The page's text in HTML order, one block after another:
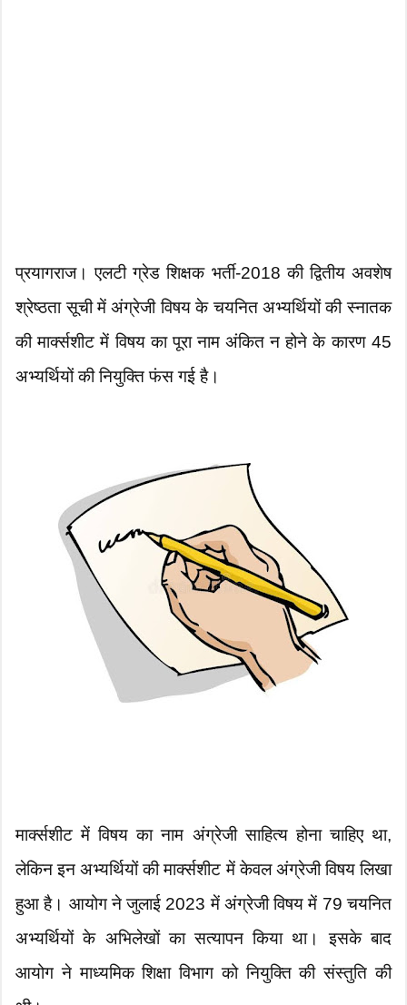
प्रयागराज। एलटी ग्रेड शिक्षक भर्ती-2018 की द्वितीय अवशेष
श्रेष्ठता सूची में अंग्रेजी विषय के चयनित अभ्यर्थियों की स्नातक
की मार्क्सशीट में विषय का पूरा नाम अंकित न होने के कारण 45
अभ्यर्थियों की नियुक्ति फंस गई है।
मार्क्सशीट में विषय का नाम अंग्रेजी साहित्य होना चाहिए था,
लेकिन इन अभ्यर्थियों की मार्क्सशीट में केवल अंग्रेजी विषय लिखा
हुआ है। आयोग ने जुलाई 2023 में अंग्रेजी विषय में 79 चयनित
अभ्यर्थियों के अभिलेखों का सत्यापन किया था। इसके बाद
आयोग ने माध्यमिक शिक्षा विभाग को नियुक्ति की संस्तुति की